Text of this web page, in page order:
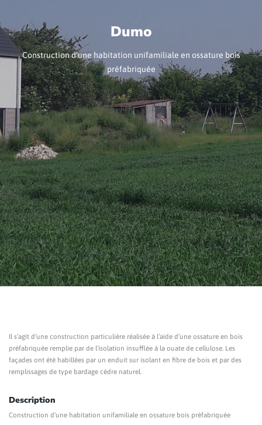
Dumo
Construction d’une habitation unifamiliale en ossature bois
préfabriquée
Il s’agit d’une construction particulière réalisée à l’aide d’une ossature en bois
préfabriquée remplie par de l’isolation insufflée à la ouate de cellulose. Les
façades ont été habillées par un enduit sur isolant en fibre de bois et par des
remplissages de type bardage cèdre naturel.
Description
Construction d’une habitation unifamiliale en ossature bois préfabriquée